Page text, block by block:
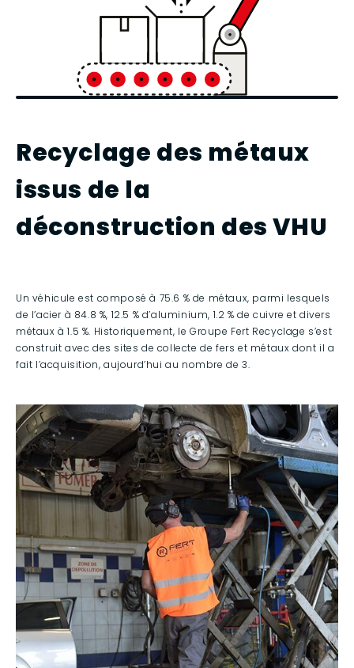
Recyclage des métaux
issus de la
déconstruction desVHU
Un véhicule est composé à 75.6 % de métaux, parmi lesquels
de l’acier à 84.8 %, 12.5 % d’aluminium, 1.2 % de cuivre et divers
métaux à 1.5 %. Historiquement, le Groupe Fert Recyclage s’est
construit avec des sites de collecte de fers et métaux dont il a
fait l’acquisition, aujourd’hui au nombre de 3.